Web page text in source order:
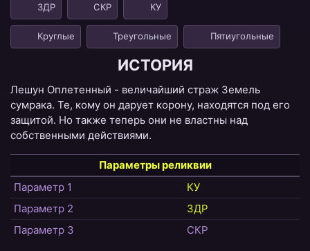
ЗДР СКР КУ
Круглые Треугольные Пятиугольные
ИСТОРИЯ
Лешун Оплетенный - величайший страж Земель
сумрака. Те, кому он дарует корону, находятся под его
защитой. Но также теперь они не властны над
собственными действиями.
Параметры реликвии
Параметр 1
КУ
Параметр 2
ЗДР
Параметр 3
СКР